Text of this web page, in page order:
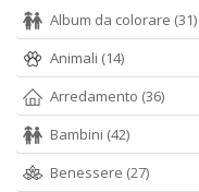
Album da colorare (31)
Animali (14)
Arredamento (36)
Bambini (42)
Benessere (27)